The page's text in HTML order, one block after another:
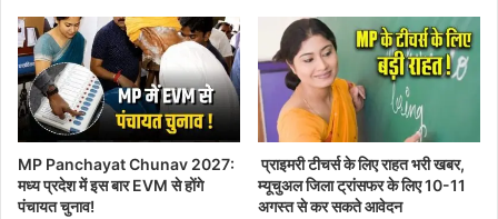
MP Panchayat Chunav 2027:
मध्य प्रदेश में इस बार EVM से होंगे
पंचायत चुनाव!
प्राइमरी टीचर्स के लिए राहत भरी खबर,
म्यूचुअल जिला ट्रांसफर के लिए 10-11
अगस्त से कर सकते आवेदन